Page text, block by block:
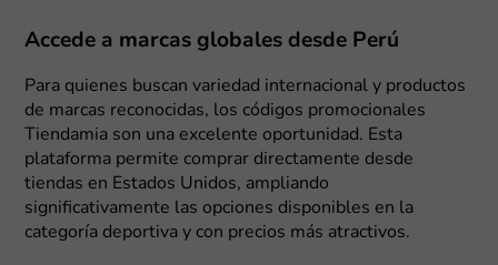
Accede a marcas globales desde Perú
Para quienes buscan variedad internacional y productos
de marcas reconocidas, los códigos promocionales
Tiendamia son una excelente oportunidad. Esta
plataforma permite comprar directamente desde
tiendas en Estados Unidos, ampliando
significativamente las opciones disponibles en la
categoría deportiva y con precios más atractivos.